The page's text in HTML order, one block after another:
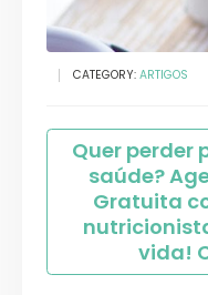
CATEGORY: ARTIGOS
Quer perder
saúde?
Gratuita
vida!